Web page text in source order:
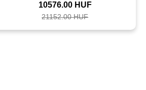
10576.00 HUF
21152.00 HUF